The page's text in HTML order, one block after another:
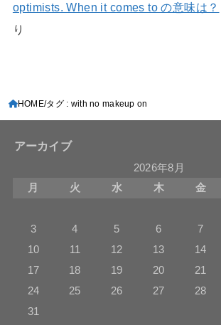
optimists. When it comes to の意味は？
り
HOME タグ : with no makeup on
アーカイブ
2026年8月
月
火 水 木 金
3
4 5 6 7
10
11 12 13 14
17
18 19 20 21
24
25 26 27 28
31